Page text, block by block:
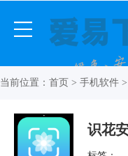
当前位置： 首页 > 手机软件 >